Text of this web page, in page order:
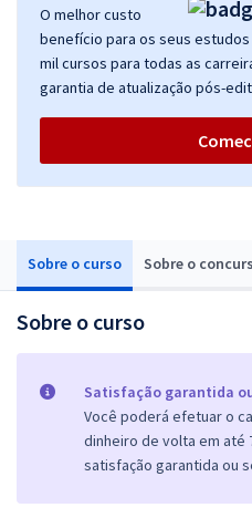
Sobre o curso Sobre o
Sobre o curso
Satisfação garantida
Você poderá efetuar o
dinheiro de volta em até
satisfação garantida ou
O melhor custo
benefício para os seus estudos
mil cursos para todas as
garantia de atualização pós-